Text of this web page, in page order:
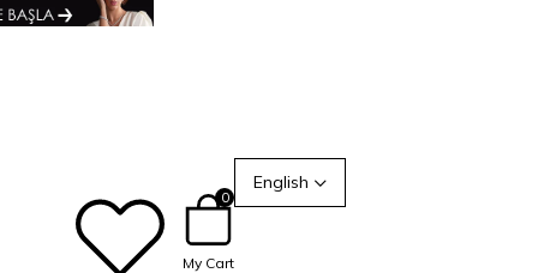
English
My Cart
0